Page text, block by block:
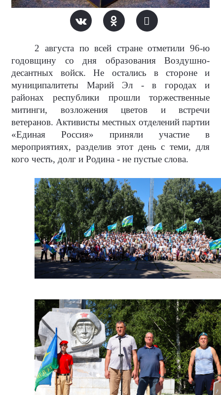
2 августа по всей стране отметили 96-ю
годовщину со дня образования Воздушно-
десантных войск. Не остались в стороне и
муниципалитеты Марий Эл - в городах и
районах республики прошли торжественные
митинги, возложения цветов и встречи
ветеранов. Активисты местных отделений партии
«Единая Россия» приняли участие в
мероприятиях, разделив этот день с теми, для
кого честь, долг и Родина - не пустые слова.